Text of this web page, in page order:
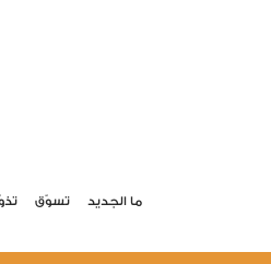
ما الجديد تسوّق